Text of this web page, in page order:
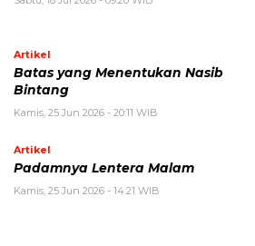
Artikel
Batas yang Menentukan Nasib
Bintang
Kamis, 25 Jun 2026 - 20:11 WIB
Artikel
Padamnya Lentera Malam
Kamis, 25 Jun 2026 - 14:21 WIB